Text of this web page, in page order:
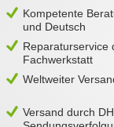
Kompetente
und Deutsch
Reparaturservice
Fachwerkstatt
Weltweiter
Versand durch